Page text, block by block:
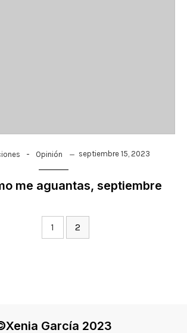
- Opinión septiembre 15, 2023
me aguantas, septiembre
1 2
García 2023